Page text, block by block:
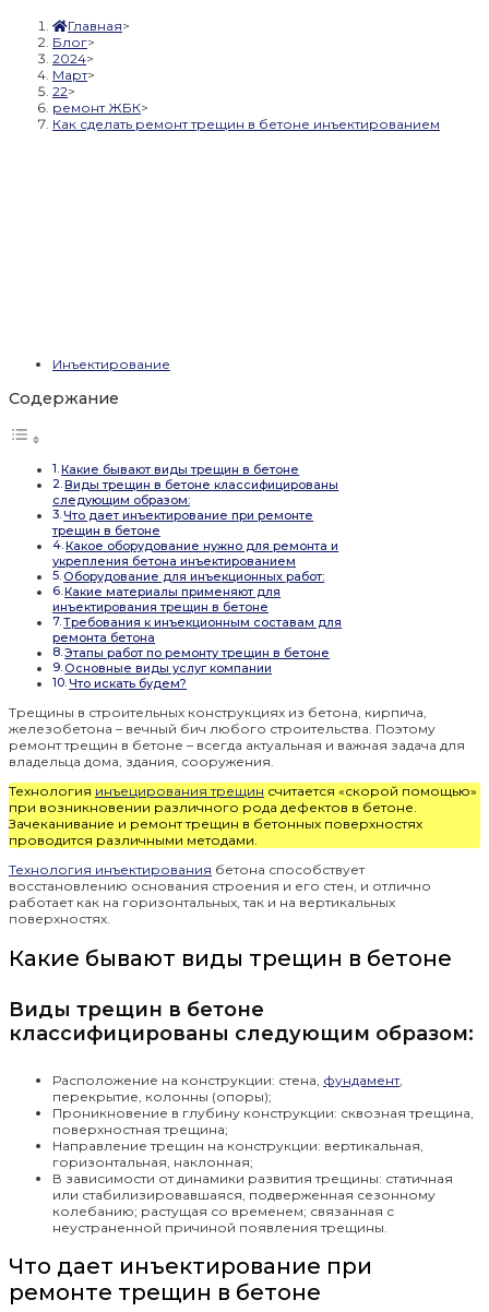
Главная>
Блог>
2024>
Март>
22>
ремонт ЖБК>
Как сделать ремонт трещин в бетоне инъектированием
Инъектирование
Содержание
Какие бывают виды трещин в бетоне
Виды трещин в бетоне классифицированы
следующим образом:
Что дает инъектирование при ремонте
трещин в бетоне
Какое оборудование нужно для ремонта и
укрепления бетона инъектированием
Оборудование для инъекционных работ:
Какие материалы применяют для
инъектирования трещин в бетоне
Требования к инъекционным составам для
ремонта бетона
Этапы работ по ремонту трещин в бетоне
Основные виды услуг компании
Что искать будем?
Трещины в строительных конструкциях из бетона, кирпича,
железобетона – вечный бич любого строительства. Поэтому
ремонт трещин в бетоне – всегда актуальная и важная задача для
владельца дома, здания, сооружения.
Технология инъецирования трещин считается «скорой помощью»
при возникновении различного рода дефектов в бетоне.
Зачеканивание и ремонт трещин в бетонных поверхностях
проводится различными методами.
Технология инъектирования бетона способствует
восстановлению основания строения и его стен, и отлично
работает как на горизонтальных, так и на вертикальных
поверхностях.
Какие бывают виды трещин в бетоне
Виды трещин в бетоне
классифицированы следующим образом:
Расположение на конструкции: стена, фундамент,
перекрытие, колонны (опоры);
Проникновение в глубину конструкции: сквозная трещина,
поверхностная трещина;
Направление трещин на конструкции: вертикальная,
горизонтальная, наклонная;
В зависимости от динамики развития трещины: статичная
или стабилизировавшаяся, подверженная сезонному
колебанию; растущая со временем; связанная с
неустраненной причиной появления трещины.
Что дает инъектирование при
ремонте трещин в бетоне